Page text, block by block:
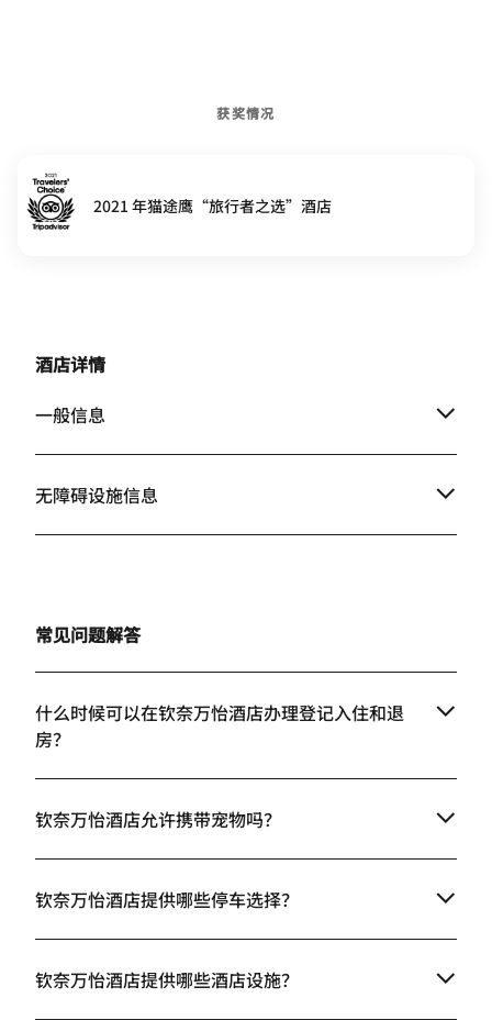
获奖情况
2021 年猫途鹰“旅行者之选”酒店
酒店详情
一般信息
无障碍设施信息
常见问题解答
什么时候可以在钦奈万怡酒店办理登记入住和退
房？
钦奈万怡酒店允许携带宠物吗？
钦奈万怡酒店提供哪些停车选择？
钦奈万怡酒店提供哪些酒店设施？